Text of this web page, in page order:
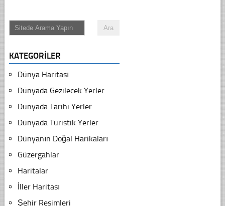
KATEGORILER
Dünya Haritası
Dünyada Gezilecek Yerler
Dünyada Tarihi Yerler
Dünyada Turistik Yerler
Dünyanın Doğal Harikaları
Güzergahlar
Haritalar
İller Haritası
Şehir Resimleri